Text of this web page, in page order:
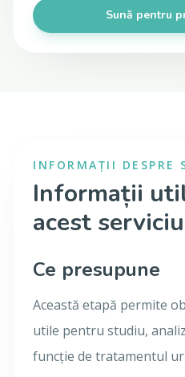
Sună pentru
INFORMAȚII DESPRE
Informații
acest serviciu
Ce presupune
Această etapă permite
utile pentru studiu,
funcție de tratamentul